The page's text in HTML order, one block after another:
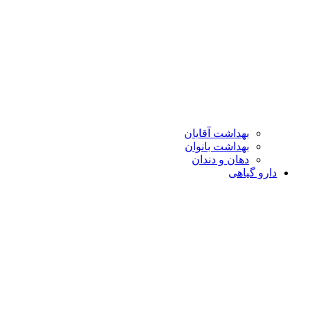
بهداشت آقایان
بهداشت بانوان
دهان و دندان
دارو گیاهی